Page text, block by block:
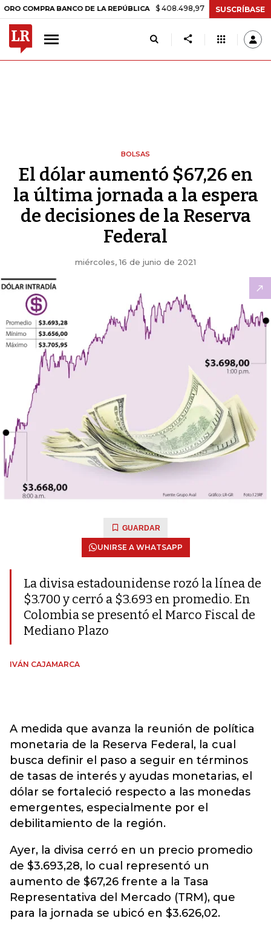
BANCO DE LA REPÚBLICA $ 408.498,97 +$ 8.753,81 +2,19%
SUSCRÍBASE
BOLSAS
El dólar aumentó $67,26 en
la última jornada a la espera
de decisiones de la Reserva
Federal
miércoles, 16 de junio de 2021
GUARDAR
UNIRSE A WHATSAPP
La divisa estadounidense rozó la línea de
$3.700 y cerró a $3.693 en promedio. En
Colombia se presentó el Marco Fiscal de
Mediano Plazo
IVÁN CAJAMARCA
A medida que avanza la reunión de política
monetaria de la Reserva Federal, la cual
busca definir el paso a seguir en términos
de tasas de interés y ayudas monetarias, el
dólar se fortaleció respecto a las monedas
emergentes, especialmente por el
debilitamiento de la región.
Ayer, la divisa cerró en un precio promedio
de $3.693,28, lo cual representó un
aumento de $67,26 frente a la Tasa
Representativa del Mercado (TRM), que
para la jornada se ubicó en $3.626,02.